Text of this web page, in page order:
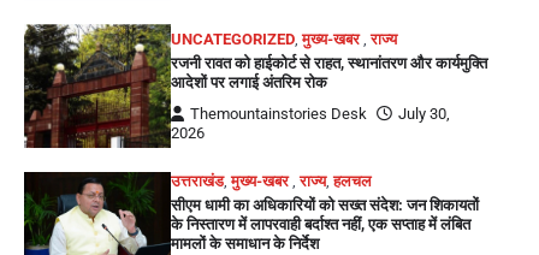
UNCATEGORIZED ,मुख्य-खबर ,राज्य
रजनी रावत को हाईकोर्ट से राहत, स्थानांतरण और कार्यमुक्ति
आदेशों पर लगाई अंतरिम रोक
Themountainstories Desk
July 30,
2026
उत्तराखंड,मुख्य-खबर,राज्य,हलचल
सीएम धामी का अधिकारियों को सख्त संदेश: जन शिकायतों
के निस्तारण में लापरवाही बर्दाश्त नहीं, एक सप्ताह में लंबित
मामलों के समाधान के निर्देश